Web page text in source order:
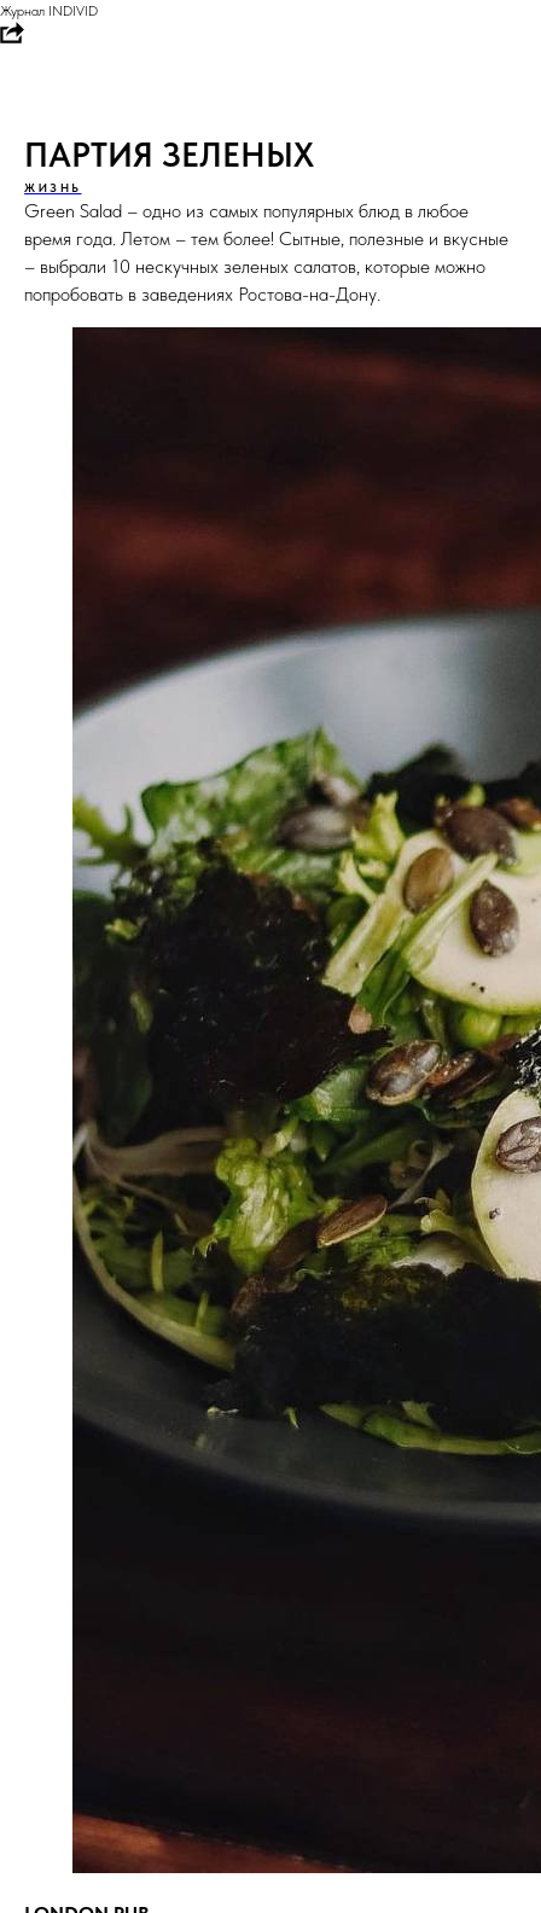
Журнал INDIVID
ПАРТИЯ ЗЕЛЕНЫХ
ЖИЗНЬ
Green Salad – одно из самых популярных блюд в любое
время года. Летом – тем более! Сытные, полезные и вкусные
– выбрали 10 нескучных зеленых салатов, которые можно
попробовать в заведениях Ростова-на-Дону.